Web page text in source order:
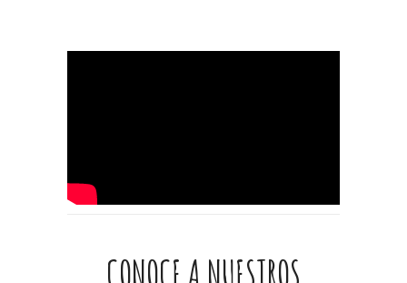
CONOCE A NUESTROS